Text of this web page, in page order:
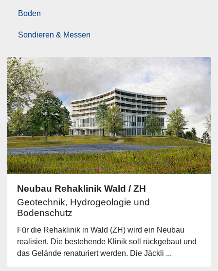
Boden
Sondieren & Messen
Neubau Rehaklinik Wald / ZH
Geotechnik, Hydrogeologie und
Bodenschutz
Für die Rehaklinik in Wald (ZH) wird ein Neubau
realisiert. Die bestehende Klinik soll rückgebaut und
das Gelände renaturiert werden. Die Jäckli ...